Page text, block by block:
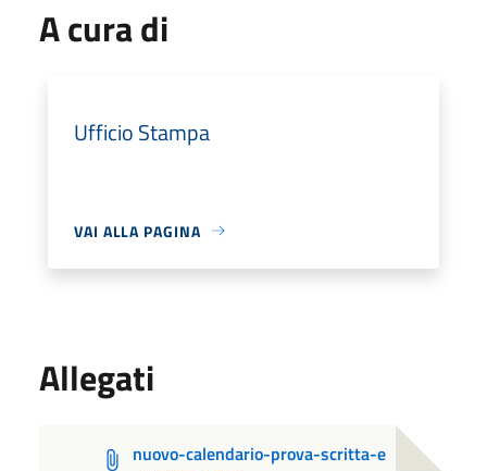
A cura di
Ufficio Stampa
VAI ALLA PAGINA
Allegati
nuovo-calendario-prova-scritta-e